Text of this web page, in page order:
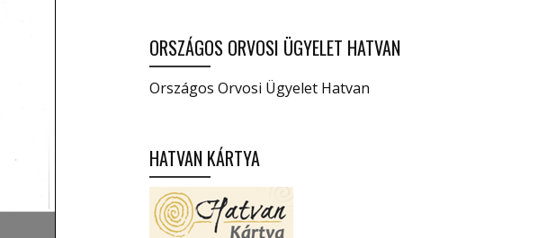
ORSZÁGOS ORVOSI ÜGYELET HATVAN
Országos Orvosi Ügyelet Hatvan
HATVAN KÁRTYA